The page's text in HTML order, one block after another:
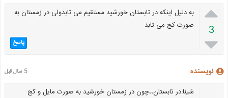

3

به دلیل اینکه در تابستان خورشید مستقیم می تابدولی در زمستان به
صورت کج می تابد
پاسخ
نویسنده 5 سال قبل
شینا:در تابستان،،چون در زمستان خورشید به صورت مایل و کج